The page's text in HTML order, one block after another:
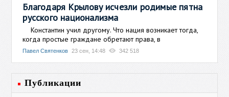
Благодаря Крылову исчезли родимые пятна
русского национализма
Константин учил другому. Что нация возникает тогда,
когда простые граждане обретают права, в
Павел Святенков 23 сен, 14:48 342 518
Публикации